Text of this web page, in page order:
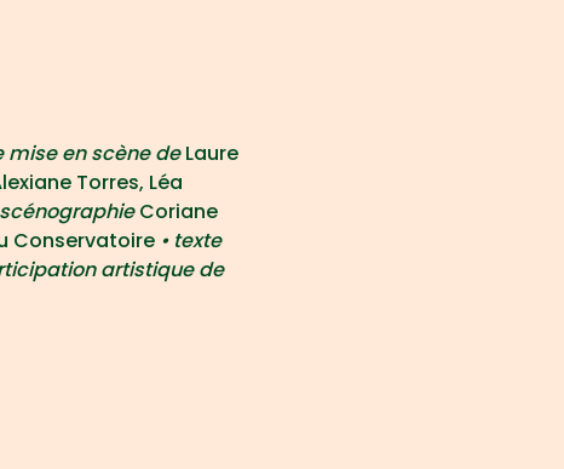
mise en scène de Laure
Torres, Léa
Coriane
Conservatoire • texte
artistique de